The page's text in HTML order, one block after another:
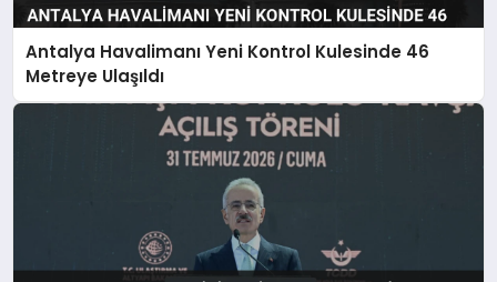
Antalya Havalimanı Yeni Kontrol Kulesinde 46
Metreye Ulaşıldı